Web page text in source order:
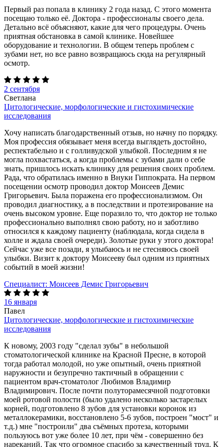
Первый раз попала в клинику 2 года назад. С этого момента
посещаю только её. Доктора - профессионалы своего дела.
Детально всё объясняют, какие для чего процедуры. Очень
приятная обстановка в самой клинике. Новейшее
оборудование и технологии. В общем теперь проблем с
зубами нет, но все равно возвращаюсь сюда на регулярный
осмотр.
2 сентября
Светлана
Цитологические, морфологические и гистохимические
исследования
Хочу написать благодарственный отзыв, но начну по порядку.
Моя профессия обязывает меня всегда выглядеть достойно,
респектабельно и с голливудской улыбкой. Последним я не
могла похвастаться, а когда проблемы с зубами дали о себе
знать, пришлось искать клинику для решения своих проблем.
Рада, что обратилась именно в Внуки Гиппократа. На первом
посещении осмотр проводил доктор Моисеев Демис
Григорьевич. Была поражена его профессионализмом. Он
проводил диагностику, а в последствии и протезирование на
очень высоком уровне. Еще поразило то, что доктор не только
профессионально выполнял свою работу, но и заботливо
относился к каждому пациенту (наблюдала, когда сидела в
холле и ждала своей очереди). Золотые руки у этого доктора!
Сейчас уже все позади, я улыбаюсь и не стесняюсь своей
улыбки. Визит к доктору Моисееву был одним из приятных
событий в моей жизни!
Специалист: Моисеев Демис Григорьевич
16 января
Павел
Цитологические, морфологические и гистохимические
исследования
К новому, 2003 году "сделал зубы" в небольшой
стоматологической клинике на Красной Пресне, в которой
тогда работал молодой, но уже опытный, очень приятной
наружности и безупречно тактичный в обращении с
пациентом врач-стоматолог Любимов Владимир
Владимирович. После почти полуторамесячной подготовки
моей ротовой полости (было удалено несколько застарелых
корней, подготовлено 8 зубов для установки коронок из
металлокерамики, восстановлено 5-6 зубов, построен "мост" и
т.д.) мне "построили" два съёмных протеза, которыми
пользуюсь вот уже более 10 лет, при чём - совершенно без
нареканий. Так что огромное спасибо за качественный труд. К